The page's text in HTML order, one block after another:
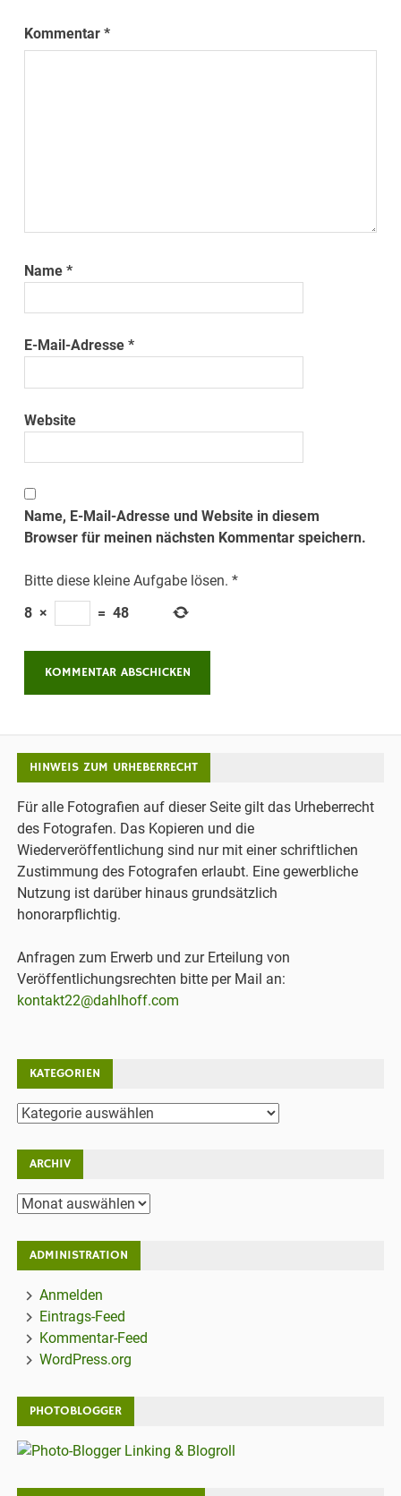
Kommentar*
Name*
E-Mail-Adresse*
Website
Name, E-Mail-Adresse und Website in diesem
Browser für meinen nächsten Kommentar speichern.
Bitte diese kleine Aufgabe lösen. *
8 × = 48
HINWEIS ZUM URHEBERRECHT
Für alle Fotografien auf dieser Seite gilt das Urheberrecht
des Fotografen. Das Kopieren und die
Wiederveröffentlichung sind nur mit einer schriftlichen
Zustimmung des Fotografen erlaubt. Eine gewerbliche
Nutzung ist darüber hinaus grundsätzlich
honorarpflichtig.
Anfragen zum Erwerb und zur Erteilung von
Veröffentlichungsrechten bitte per Mail an:
kontakt22@dahlhoff.com
KATEGORIEN
Kategorien
ARCHIV
Archiv
ADMINISTRATION
Anmelden
Eintrags-Feed
Kommentar-Feed
WordPress.org
PHOTOBLOGGER